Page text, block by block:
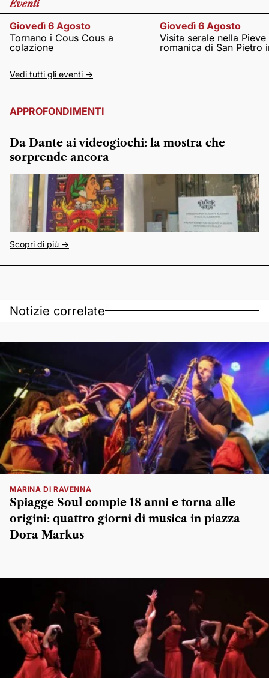
Eventi
Giovedì 6 Agosto
Tornano i Cous Cous a
colazione
Giovedì 6 Agosto
Visita serale nella Pieve
romanica di San Pietro
Vedi tutti gli eventi ->
APPROFONDIMENTI
Da Dante ai videogiochi: la mostra che
sorprende ancora
Scopri di più ->
Notizie correlate
MARINA DI RAVENNA
Spiagge Soul compie 18 anni e torna alle
origini: quattro giorni di musica in piazza
Dora Markus